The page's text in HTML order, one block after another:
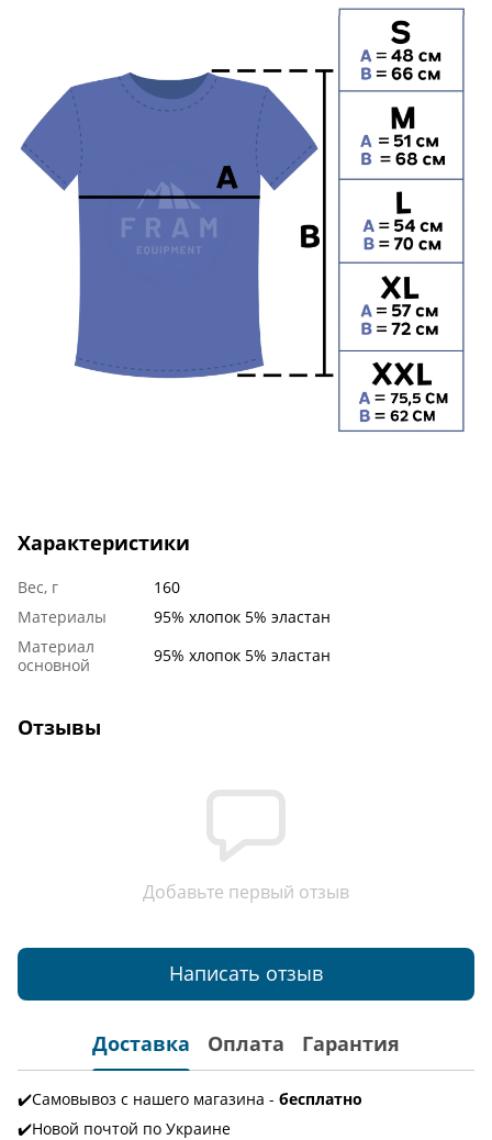
Характеристики
Вес, г
160
Материалы
95% хлопок 5% эластан
Материал
основной
95% хлопок 5% эластан
Отзывы
Добавьте первый отзыв
Написать отзыв
Доставка Оплата Гарантия
✔️Самовывоз с нашего магазина - бесплатно
✔️Новой почтой по Украине